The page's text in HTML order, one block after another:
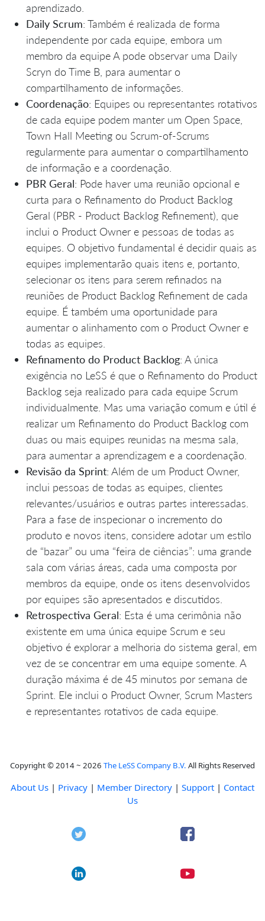
aprendizado.
Daily Scrum: Também é realizada de forma
independente por cada equipe, embora um
membro da equipe A pode observar uma Daily
Scryn do Time B, para aumentar o
compartilhamento de informações.
Coordenação: Equipes ou representantes rotativos
de cada equipe podem manter um Open Space,
Town Hall Meeting ou Scrum-of-Scrums
regularmente para aumentar o compartilhamento
de informação e a coordenação.
PBR Geral: Pode haver uma reunião opcional e
curta para o Refinamento do Product Backlog
Geral (PBR - Product Backlog Refinement), que
inclui o Product Owner e pessoas de todas as
equipes. O objetivo fundamental é decidir quais as
equipes implementarão quais itens e, portanto,
selecionar os itens para serem refinados na
reuniões de Product Backlog Refinement de cada
equipe. É também uma oportunidade para
aumentar o alinhamento com o Product Owner e
todas as equipes.
Refinamento do Product Backlog: A única
exigência no LeSS é que o Refinamento do Product
Backlog seja realizado para cada equipe Scrum
individualmente. Mas uma variação comum e útil é
realizar um Refinamento do Product Backlog com
duas ou mais equipes reunidas na mesma sala,
para aumentar a aprendizagem e a coordenação.
Revisão da Sprint: Além de um Product Owner,
inclui pessoas de todas as equipes, clientes
relevantes/usuários e outras partes interessadas.
Para a fase de inspecionar o incremento do
produto e novos itens, considere adotar um estilo
de “bazar” ou uma “feira de ciências”: uma grande
sala com várias áreas, cada uma composta por
membros da equipe, onde os itens desenvolvidos
por equipes são apresentados e discutidos.
Retrospectiva Geral: Esta é uma cerimônia não
existente em uma única equipe Scrum e seu
objetivo é explorar a melhoria do sistema geral, em
vez de se concentrar em uma equipe somente. A
duração máxima é de 45 minutos por semana de
Sprint. Ele inclui o Product Owner, Scrum Masters
e representantes rotativos de cada equipe.
Copyright © 2014 ~ 2026 The LeSS Company B.V. All Rights Reserved
About Us | Privacy | Member Directory | Support | Contact
Us